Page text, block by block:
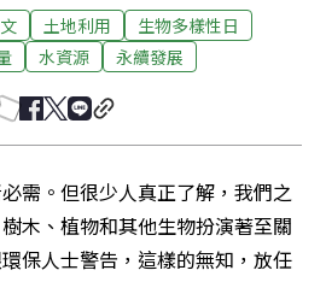
土地利用
生物多樣性日
水資源 永續發展
需。但很少人真正了解，我們之
木、植物和其他生物扮演著至關
保人士警告，這樣的無知，放任